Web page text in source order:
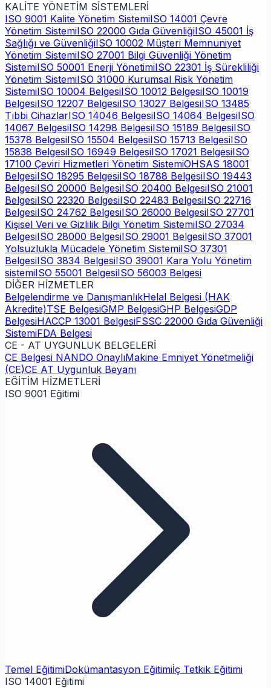
KALİTE YÖNETİM SİSTEMLERİ
ISO 9001 Kalite Yönetim SistemiISO 14001 Çevre
Yönetim SistemiISO 22000 Gıda GüvenliğiISO 45001 İş
Sağlığı ve GüvenliğiISO 10002 Müşteri Memnuniyet
Yönetim SistemiISO 27001 Bilgi Güvenliği Yönetim
SistemiISO 50001 Enerji YönetimiISO 22301 İş Sürekliliği
Yönetim SistemiISO 31000 Kurumsal Risk Yönetim
SistemiISO 10004 BelgesiISO 10012 BelgesiISO 10019
BelgesiISO 12207 BelgesiISO 13027 BelgesiISO 13485
Tıbbi CihazlarISO 14046 BelgesiISO 14064 BelgesiISO
14067 BelgesiISO 14298 BelgesiISO 15189 BelgesiISO
15378 BelgesiISO 15504 BelgesiISO 15713 BelgesiISO
15838 BelgesiISO 16949 BelgesiISO 17021 BelgesiISO
17100 Çeviri Hizmetleri Yönetim SistemiOHSAS 18001
BelgesiISO 18295 BelgesiISO 18788 BelgesiISO 19443
BelgesiISO 20000 BelgesiISO 20400 BelgesiISO 21001
BelgesiISO 22320 BelgesiISO 22483 BelgesiISO 22716
BelgesiISO 24762 BelgesiISO 26000 BelgesiISO 27701
Kişisel Veri ve Gizlilik Bilgi Yönetim SistemiISO 27034
BelgesiISO 28000 BelgesiISO 29001 BelgesiISO 37001
Yolsuzlukla Mücadele Yönetim SistemiISO 37301
BelgesiISO 3834 BelgesiISO 39001 Kara Yolu Yönetim
sistemiISO 55001 BelgesiISO 56003 Belgesi
DİĞER HİZMETLER
Belgelendirme ve DanışmanlıkHelal Belgesi (HAK
Akredite)TSE BelgesiGMP BelgesiGHP BelgesiGDP
BelgesiHACCP 13001 BelgesiFSSC 22000 Gıda Güvenliği
SistemiFDA Belgesi
CE - AT UYGUNLUK BELGELERİ
CE Belgesi NANDO OnaylıMakine Emniyet Yönetmeliği
(CE)CE AT Uygunluk Beyanı
EĞİTİM HİZMETLERİ
ISO 9001 Eğitimi
Temel EğitimiDokümantasyon Eğitimiİç Tetkik Eğitimi
ISO 14001 Eğitimi